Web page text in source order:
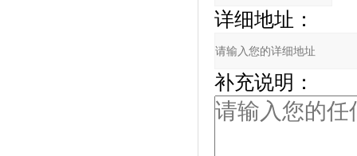
详细地址：
补充说明：